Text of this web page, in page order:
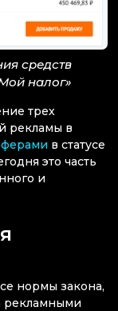
средств
налог»
трех
рекламы в
в статусе
это часть
и
нормы закона,
рекламными